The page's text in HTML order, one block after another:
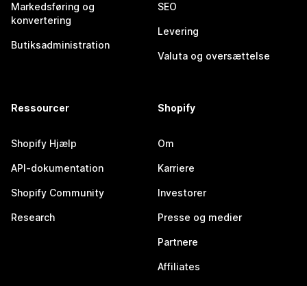
Markedsføring og
konvertering
Butiksadministration
SEO
Levering
Valuta og oversættelse
Ressourcer
Shopify Hjælp
API-dokumentation
Shopify Community
Research
Shopify
Om
Karriere
Investorer
Presse og medier
Partnere
Affiliates